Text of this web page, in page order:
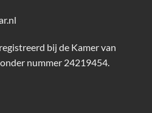
bij de Kamer van
nummer 24219454.